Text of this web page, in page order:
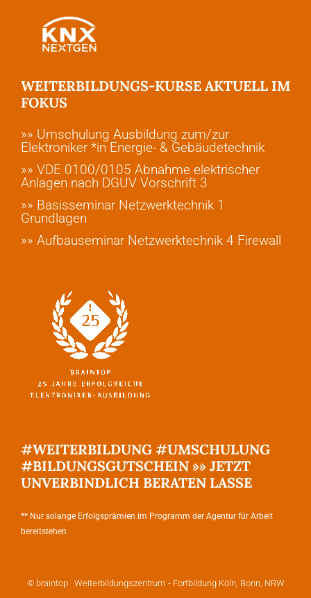
WEITERBILDUNGS-KURSE AKTUELL IM
FOKUS
»» Umschulung Ausbildung zum/zur
Elektroniker *in Energie- & Gebäudetechnik
»» VDE 0100/0105 Abnahme elektrischer
Anlagen nach DGUV Vorschrift 3
»» Basisseminar Netzwerktechnik 1
Grundlagen
»» Aufbauseminar Netzwerktechnik 4 Firewall
#WEITERBILDUNG #UMSCHULUNG
#BILDUNGSGUTSCHEIN »» JETZT
UNVERBINDLICH BERATEN LASSE
** Nur solange Erfolgsprämien im Programm der Agentur für Arbeit
bereitstehen
© braintop · Weiterbildungszentrum • Fortbildung Köln, Bonn, NRW